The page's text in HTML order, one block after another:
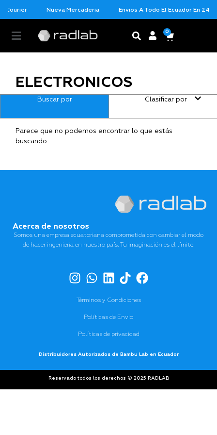
Courier Nueva Mercadería Envios A Todo El Ecuador En 24
0
ELECTRONICOS
Buscar por Clasificar por
Parece que no podemos encontrar lo que estás
buscando.
Acerca de nosotros
Somos una empresa ecuatoriana comprometida con cambiar el modo
de hacer ingeniería en nuestro país. Tu imaginación es el límite.
Términos y Condiciones
Políticas de Envio
Políticas de privacidad
Distribuidores Autorizados de Bambu Lab en Ecuador
Reservado todos los derechos © 2025 RADLAB